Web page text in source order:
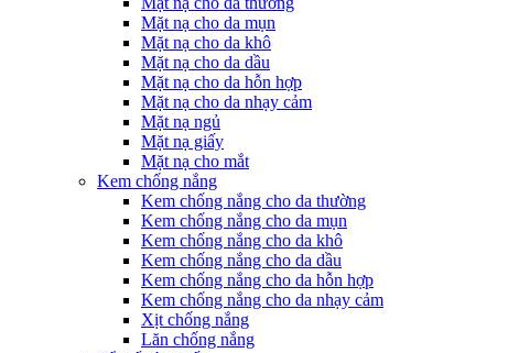
Mặt nạ cho da mụn
Mặt nạ cho da khô
Mặt nạ cho da dầu
Mặt nạ cho da hỗn hợp
Mặt nạ cho da nhạy cảm
Mặt nạ ngủ
Mặt nạ giấy
Mặt nạ cho mắt
Kem chống nắng
Kem chống nắng cho da thường
Kem chống nắng cho da mụn
Kem chống nắng cho da khô
Kem chống nắng cho da dầu
Kem chống nắng cho da hỗn hợp
Kem chống nắng cho da nhạy cảm
Xịt chống nắng
Lăn chống nắng